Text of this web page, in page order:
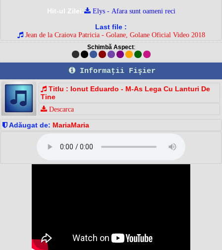
Hit-ul Zilei:
Elys - Afara sunt oameni reci
Last file :
Jean de la Craiova Patricia - Golane, Golane Oficial Video 2018
Schimbă Aspect:
Informaţii Fişier
Titlu : Ionut Eduardo - M-As Lega Cu Lanturi De
Tine
Descarca
Adăugat de: MariaMaria